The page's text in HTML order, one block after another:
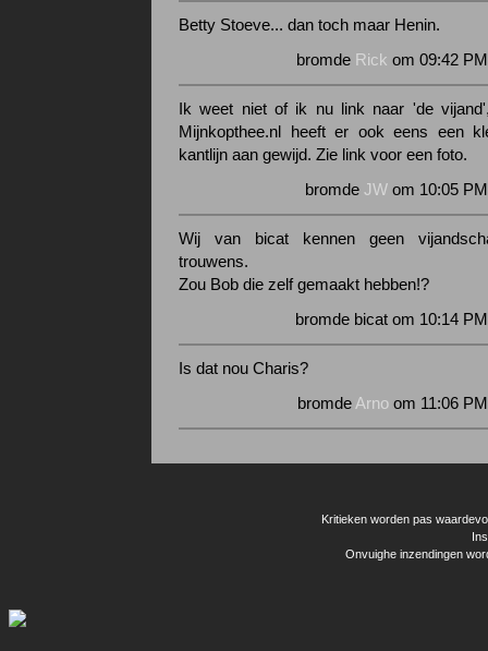
Betty Stoeve... dan toch maar Henin.
bromde Rick om 09:42
Ik weet niet of ik nu link naar 'de
Mijnkopthee.nl heeft er ook eens een
kantlijn aan gewijd. Zie link voor een foto.
bromde JW om 10:05
Wij van bicat kennen geen
trouwens.
Zou Bob die zelf gemaakt hebben!?
bromde bicat om 10:14
Is dat nou Charis?
bromde Arno om 11:06
Kritieken worden pas
Onvuighe inzendingen